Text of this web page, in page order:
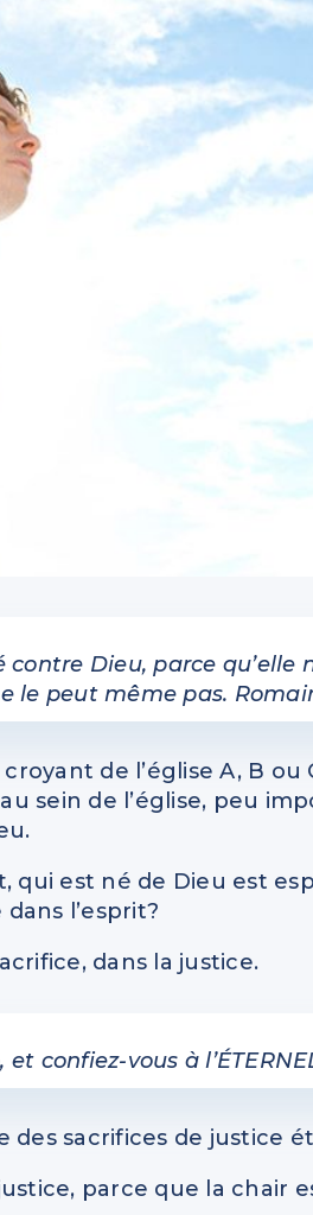
Dieu, parce qu’elle
le peut même pas.
de l’église A, B ou
sein de l’église, peu
qui est né de Dieu est
l’esprit?
dans la justice.
confiez-vous à
sacrifices de justice
parce que la chair